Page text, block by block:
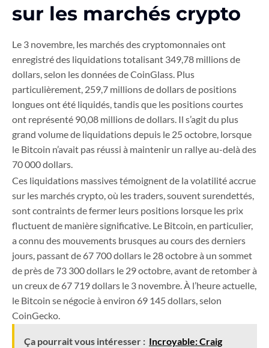
sur les marchés crypto
Le 3 novembre, les marchés des cryptomonnaies ont
enregistré des liquidations totalisant 349,78 millions de
dollars, selon les données de CoinGlass. Plus
particulièrement, 259,7 millions de dollars de positions
longues ont été liquidés, tandis que les positions courtes
ont représenté 90,08 millions de dollars. Il s’agit du plus
grand volume de liquidations depuis le 25 octobre, lorsque
le Bitcoin n’avait pas réussi à maintenir un rallye au-delà des
70 000 dollars.
Ces liquidations massives témoignent de la volatilité accrue
sur les marchés crypto, où les traders, souvent surendettés,
sont contraints de fermer leurs positions lorsque les prix
fluctuent de manière significative. Le Bitcoin, en particulier,
a connu des mouvements brusques au cours des derniers
jours, passant de 67 700 dollars le 28 octobre à un sommet
de près de 73 300 dollars le 29 octobre, avant de retomber à
un creux de 67 719 dollars le 3 novembre. À l’heure actuelle,
le Bitcoin se négocie à environ 69 145 dollars, selon
CoinGecko.
Ça pourrait vous intéresser : Incroyable: Craig